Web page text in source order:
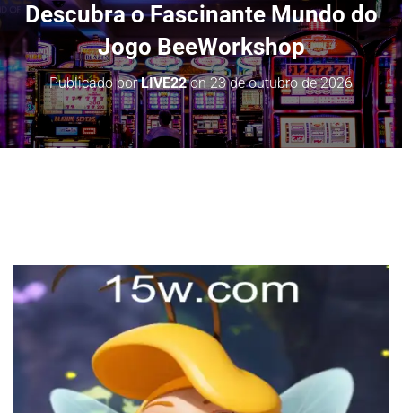
Ç
O
Descubra o Fascinante Mundo do
Jogo BeeWorkshop
Publicado porLIVE22on23 de outubro de 2026